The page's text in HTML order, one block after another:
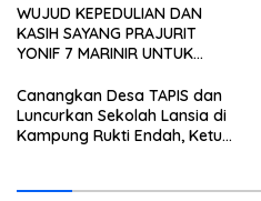
WUJUD KEPEDULIAN DAN
KASIH SAYANG PRAJURIT
YONIF 7 MARINIR UNTUK
PESANTREN NURUL HUDA
Canangkan Desa TAPIS dan
Luncurkan Sekolah Lansia di
Kampung Rukti Endah, Ketua
dari Desa